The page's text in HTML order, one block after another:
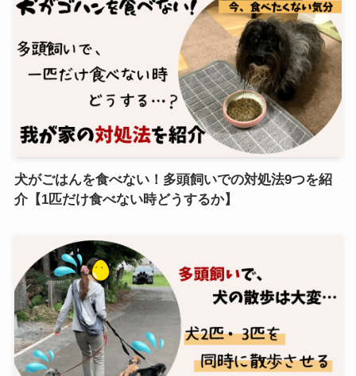
犬がごはんを食べない！多頭飼いでの対処法9つを紹
介【1匹だけ食べない時どうするか】